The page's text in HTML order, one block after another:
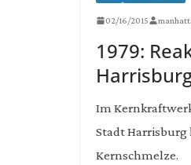
02/16/2015
1979:
Im
Stadt
Kernschmelze.